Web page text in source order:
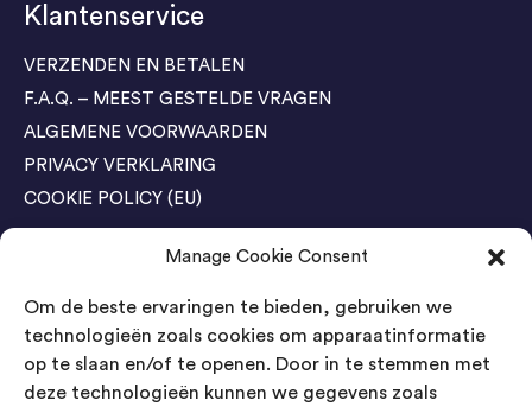
Manage Cookie Consent
Om de beste ervaringen te bieden, gebruiken we
technologieën zoals cookies om apparaatinformatie
op te slaan en/of te openen. Door in te stemmen met
deze technologieën kunnen we gegevens zoals
Klantenservice
VERZENDEN EN BETALEN
F.A.Q. – MEEST GESTELDE VRAGEN
ALGEMENE VOORWAARDEN
PRIVACY VERKLARING
COOKIE POLICY (EU)
Agenda Trade Shows
04-05 November / SVG FAIR Winterswijk
Bestel GRATIS kaarten
Bestel GRATIS kaarten